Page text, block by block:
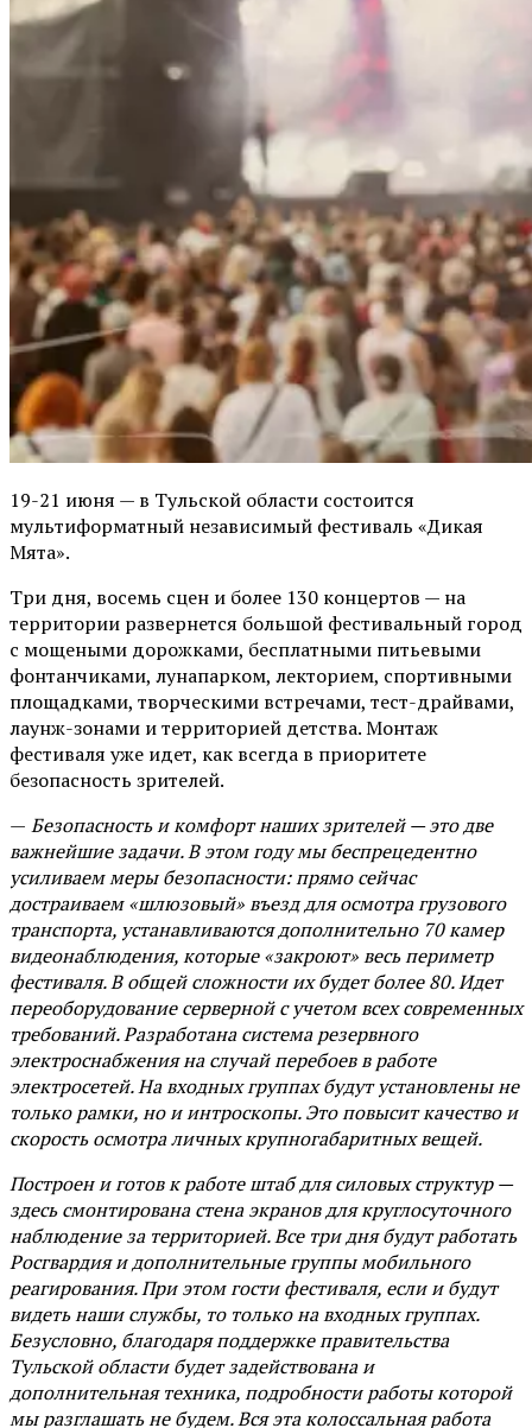
19-21 июня — в Тульской области состоится
мультиформатный независимый фестиваль «Дикая
Мята».
Три дня, восемь сцен и более 130 концертов — на
территории развернется большой фестивальный город
с мощеными дорожками, бесплатными питьевыми
фонтанчиками, лунапарком, лекторием, спортивными
площадками, творческими встречами, тест-драйвами,
лаунж-зонами и территорией детства. Монтаж
фестиваля уже идет, как всегда в приоритете
безопасность зрителей.
— Безопасность и комфорт наших зрителей — это две
важнейшие задачи. В этом году мы беспрецедентно
усиливаем меры безопасности: прямо сейчас
достраиваем «шлюзовый» въезд для осмотра грузового
транспорта, устанавливаются дополнительно 70 камер
видеонаблюдения, которые «закроют» весь периметр
фестиваля. В общей сложности их будет более 80. Идет
переоборудование серверной с учетом всех современных
требований. Разработана система резервного
электроснабжения на случай перебоев в работе
электросетей. На входных группах будут установлены не
только рамки, но и интроскопы. Это повысит качество и
скорость осмотра личных крупногабаритных вещей.
Построен и готов к работе штаб для силовых структур —
здесь смонтирована стена экранов для круглосуточного
наблюдение за территорией. Все три дня будут работать
Росгвардия и дополнительные группы мобильного
реагирования. При этом гости фестиваля, если и будут
видеть наши службы, то только на входных группах.
Безусловно, благодаря поддержке правительства
Тульской области будет задействована и
дополнительная техника, подробности работы которой
мы разглашать не будем. Вся эта колоссальная работа